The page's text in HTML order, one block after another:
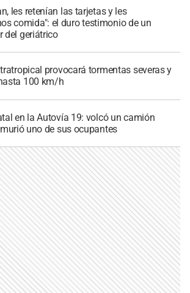
les retenían las tarjetas y les
comida": el duro testimonio de un
del geriátrico
provocará tormentas severas y
100 km/h
en la Autovía 19: volcó un camión
uno de sus ocupantes